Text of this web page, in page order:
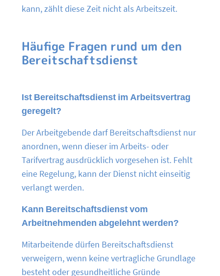
kann, zählt diese Zeit nicht als Arbeitszeit.
Häufige Fragen rund um den
Bereitschaftsdienst
Ist Bereitschaftsdienst im Arbeitsvertrag
geregelt?
Der Arbeitgebende darf Bereitschaftsdienst nur
anordnen, wenn dieser im Arbeits- oder
Tarifvertrag ausdrücklich vorgesehen ist. Fehlt
eine Regelung, kann der Dienst nicht einseitig
verlangt werden.
Kann Bereitschaftsdienst vom
Arbeitnehmenden abgelehnt werden?
Mitarbeitende dürfen Bereitschaftsdienst
verweigern, wenn keine vertragliche Grundlage
besteht oder gesundheitliche Gründe